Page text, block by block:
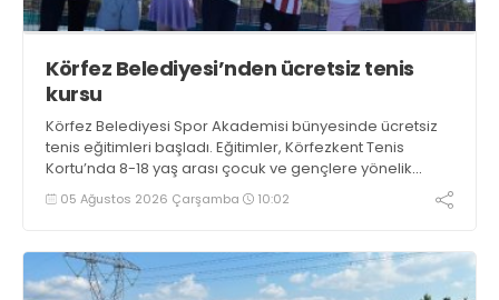
Körfez Belediyesi’nden ücretsiz tenis
kursu
Körfez Belediyesi Spor Akademisi bünyesinde ücretsiz
tenis eğitimleri başladı. Eğitimler, Körfezkent Tenis
Kortu’nda 8-18 yaş arası çocuk ve gençlere yönelik
düzenleniyor
05 Ağustos 2026 Çarşamba 10:02